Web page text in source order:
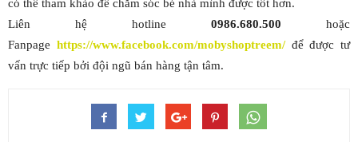
có thể tham khảo để chăm sóc bé nhà mình được tốt hơn.
Liên hệ hotline 0986.680.500 hoặc
Fanpage https://www.facebook.com/mobyshoptreem/để được tư
vấn trực tiếp bởi đội ngũ bán hàng tận tâm.